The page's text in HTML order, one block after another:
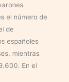
el número de
de
españoles
mientras
En el